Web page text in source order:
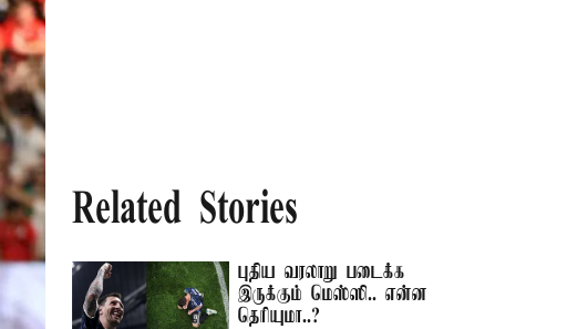
Related Stories
புதிய வரலாறு படைக்க
இருக்கும் மெஸ்ஸி.. என்ன
தெரியுமா..?